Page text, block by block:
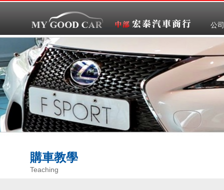
公
購車教學
Teaching